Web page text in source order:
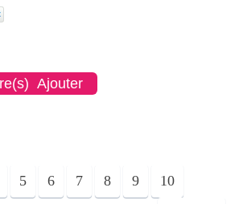
Ajouter
5 6 7 8 9 10